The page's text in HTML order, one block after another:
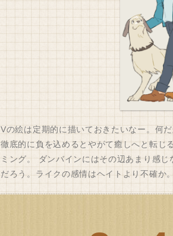
Vの絵は定期的に描いておきたいなー。何
徹底的に負を込めるとやがて癒しへと転じ
ミング。 ダンバインにはその辺あまり感
だろう。ライクの感情はヘイトより不確か。